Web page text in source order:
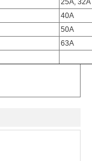
40A
50A
63A